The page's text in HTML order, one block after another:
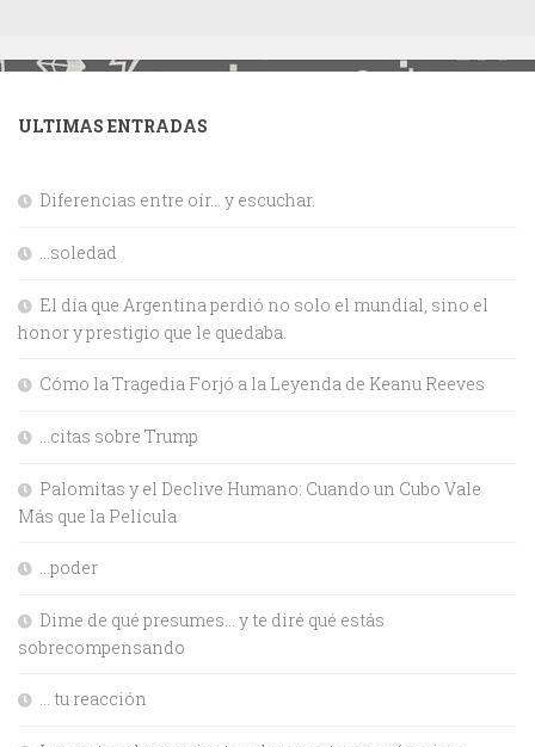
ULTIMAS ENTRADAS
Diferencias entre oír… y escuchar.
…soledad
El día que Argentina perdió no solo el mundial, sino el
honor y prestigio que le quedaba.
Cómo la Tragedia Forjó a la Leyenda de Keanu Reeves
…citas sobre Trump
Palomitas y el Declive Humano: Cuando un Cubo Vale
Más que la Película
…poder
Dime de qué presumes… y te diré qué estás
sobrecompensando
… tu reacción